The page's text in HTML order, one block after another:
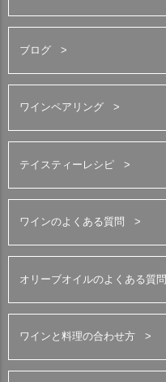
ブログ
ワインペアリング
テイスティーレシピ
ワインのよくある質問
オリーブオイルのよくある質問
ワインと料理の合わせ方